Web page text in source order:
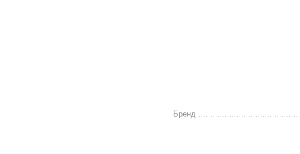
Бренд